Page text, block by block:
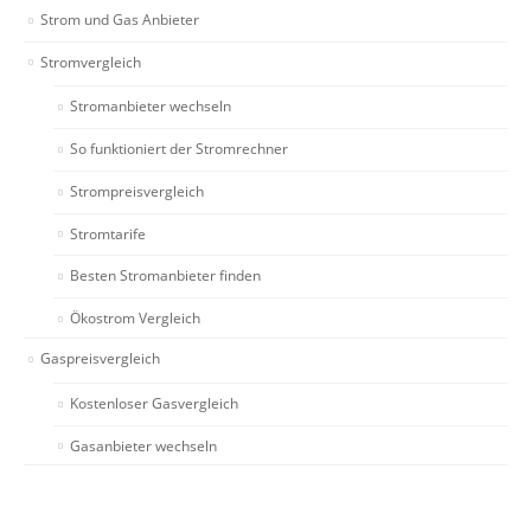
Strom und Gas Anbieter
Stromvergleich
Stromanbieter wechseln
So funktioniert der Stromrechner
Strompreisvergleich
Stromtarife
Besten Stromanbieter finden
Ökostrom Vergleich
Gaspreisvergleich
Kostenloser Gasvergleich
Gasanbieter wechseln